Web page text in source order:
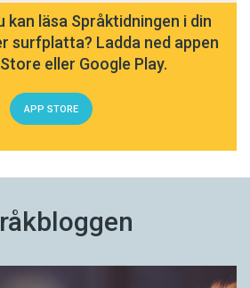
kan läsa Språktidningen i din
surfplatta? Ladda ned appen
eller Google Play.
APP STORE